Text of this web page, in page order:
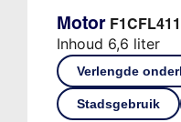
Motor F1CFL411
Inhoud 6,6 liter
Verlengde
Stadsgebruik